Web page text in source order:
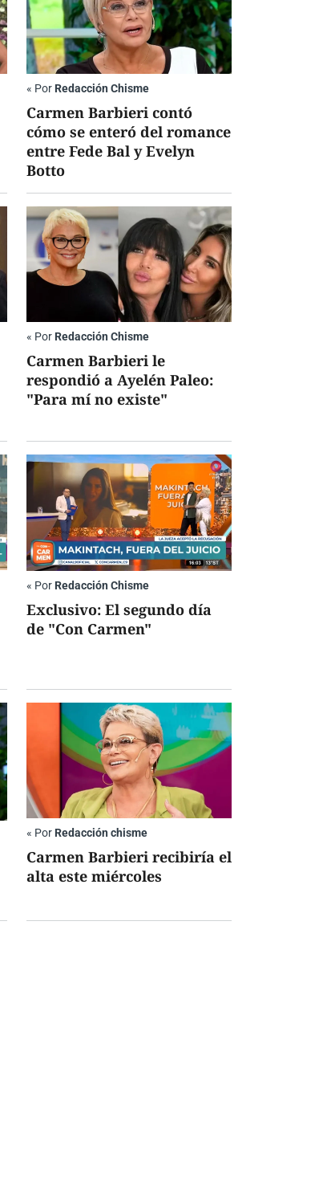
« Por Redacción Chisme
Carmen Barbieri contó
cómo se enteró del romance
entre Fede Bal y Evelyn
Botto
« Por Redacción Chisme
Carmen Barbieri le
respondió a Ayelén Paleo:
"Para mí no existe"
« Por Redacción Chisme
Exclusivo: El segundo día
de "Con Carmen"
« Por Redacción chisme
Carmen Barbieri recibiría el
alta este miércoles